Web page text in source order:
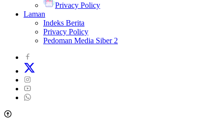
Privacy Policy
Laman
Indeks Berita
Privacy Policy
Pedoman Media Siber 2